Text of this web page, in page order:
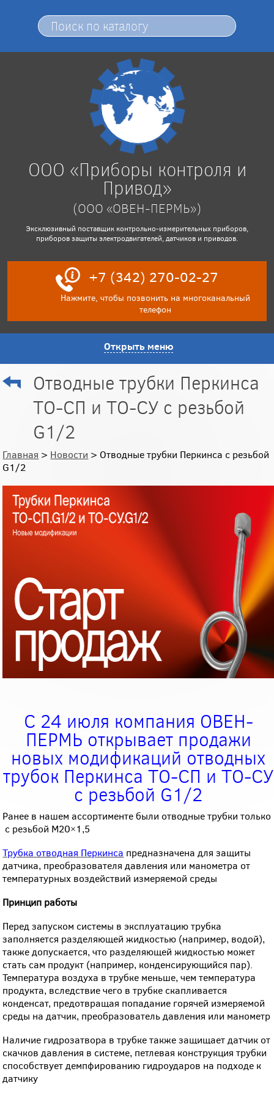
ООО «Приборы контроля и
Привод»
(ООО «ОВЕН-ПЕРМЬ»)
Эксклюзивный поставщик контрольно-измерительных приборов,
приборов защиты электродвигателей, датчиков и приводов.
+7 (342) 270-02-27
Нажмите, чтобы позвонить на многоканальный
телефон
Открыть меню
Отводные трубки Перкинса
ТО-СП и ТО-СУ с резьбой
G1/2
Главная > Новости > Отводные трубки Перкинса с резьбой
G1/2
С 24 июля компания ОВЕН-
ПЕРМЬ открывает продажи
новых модификаций отводных
трубок Перкинса ТО-СП и ТО-СУ
с резьбой G1/2
Ранее в нашем ассортименте были отводные трубки только
с резьбой М20×1,5
Трубка отводная Перкинса предназначена для защиты
датчика, преобразователя давления или манометра от
температурных воздействий измеряемой среды
Принцип работы
Перед запуском системы в эксплуатацию трубка
заполняется разделяющей жидкостью (например, водой),
также допускается, что разделяющей жидкостью может
стать сам продукт (например, конденсирующийся пар).
Температура воздуха в трубке меньше, чем температура
продукта, вследствие чего в трубке скапливается
конденсат, предотвращая попадание горячей измеряемой
среды на датчик, преобразователь давления или манометр
Наличие гидрозатвора в трубке также защищает датчик от
скачков давления в системе, петлевая конструкция трубки
способствует демпфированию гидроударов на подходе к
датчику